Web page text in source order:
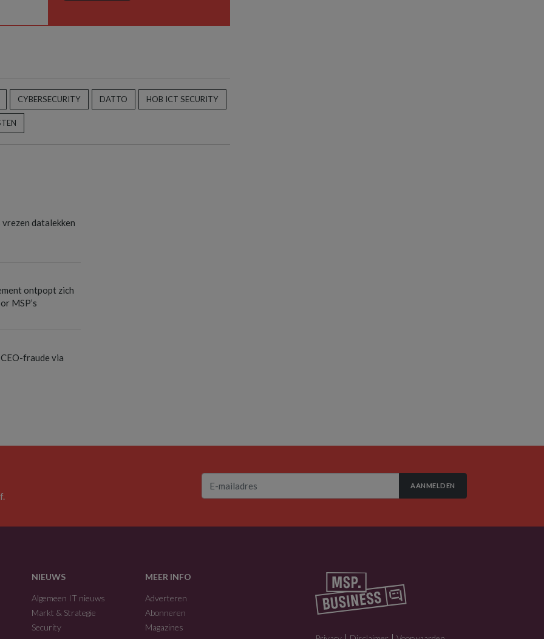
CYBERSECURITY DATTO HOB ICT SECURITY
datalekken
ontpopt zich
MSP’s
fraude via
AANMELDEN
NIEUWS
Algemeen IT nieuws
Markt & Strategie
Security
MEER INFO
Adverteren
Abonneren
Magazines